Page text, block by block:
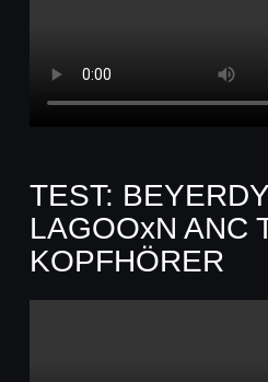
TEST:
LAGOOxN ANC
KOPFHÖRER